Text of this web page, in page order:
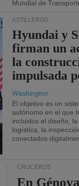
Mundial de
ASTILLEROS
Hyundai y
firman un
la
impulsada
Washington
El objetivo es un
autónomo en el que
incluidos el diseño,
logística, la
conectados
CRUCEROS
En